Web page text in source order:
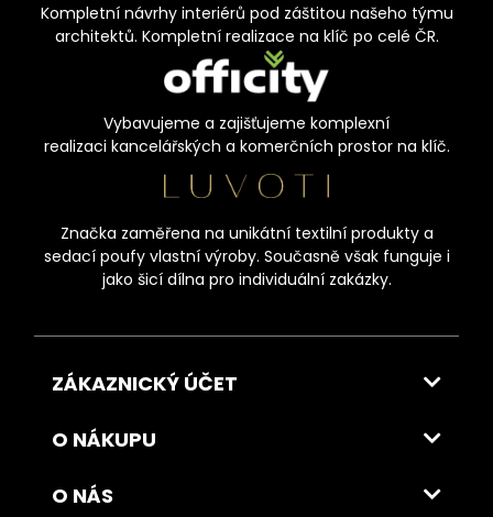
Kompletní návrhy interiérů pod záštitou našeho týmu
architektů. Kompletní realizace na klíč po celé ČR.
Vybavujeme a zajišťujeme komplexní
realizaci kancelářských a komerčních prostor na klíč.
Značka zaměřena na unikátní textilní produkty a
sedací poufy vlastní výroby. Současně však funguje i
jako šicí dílna pro individuální zakázky.
ZÁKAZNICKÝ ÚČET
O NÁKUPU
O NÁS